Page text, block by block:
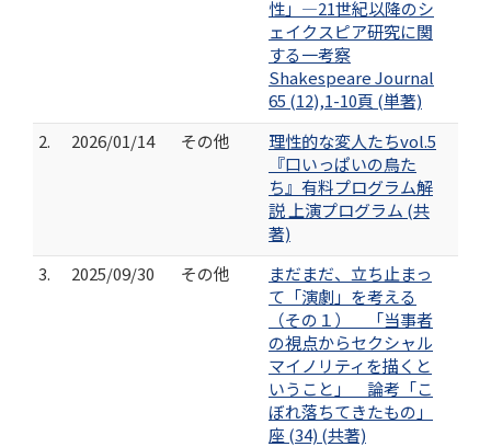
性」―21世紀以降のシ
ェイクスピア研究に関
する一考察
Shakespeare Journal
65 (12),1-10頁 (単著)
2.
2026/01/14 その他
理性的な変人たちvol.5
『口いっぱいの鳥た
ち』有料プログラム解
説 上演プログラム (共
著)
3.
2025/09/30 その他
まだまだ、立ち止まっ
て「演劇」を考える
（その１） 「当事者
の視点からセクシャル
マイノリティを描くと
いうこと」 論考「こ
ぼれ落ちてきたもの」
座 (34) (共著)